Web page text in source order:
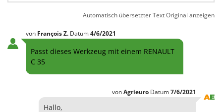
Automatisch übersetzter TextOriginal anzeigen
von FrançoisZ. Datum4/6/2021
Passt dieses Werkzeug mit einem RENAULT
C 35
vonAgrieuro Datum7/6/2021
Hallo,